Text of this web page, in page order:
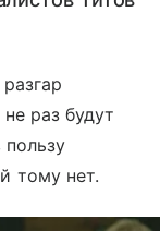
раз будут
тому нет.